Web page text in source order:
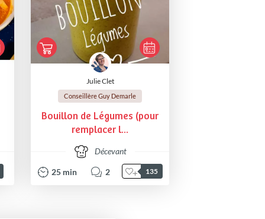
Julie Clet
Conseillère Guy Demarle
Bouillon de Légumes (pour
remplacer l...
Décevant
25 min 2 135